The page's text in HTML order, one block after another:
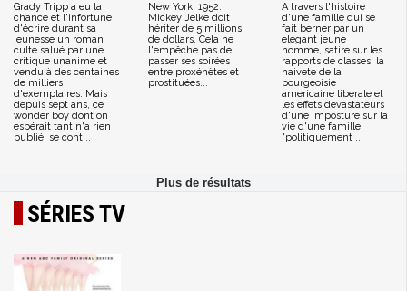
Grady Tripp a eu la
chance et l'infortune
d'écrire durant sa
jeunesse un roman
culte salué par une
critique unanime et
vendu à des centaines
de milliers
d'exemplaires. Mais
depuis sept ans, ce
wonder boy dont on
espérait tant n'a rien
publié, se cont...
New York, 1952.
Mickey Jelke doit
hériter de 5 millions
de dollars. Cela ne
l'empêche pas de
passer ses soirées
entre proxénètes et
prostituées...
A travers l'histoire
d'une famille qui se
fait berner par un
elegant jeune
homme, satire sur les
rapports de classes, la
naivete de la
bourgeoisie
americaine liberale et
les effets devastateurs
d'une imposture sur la
vie d'une famille
"politiquement ...
SÉRIES TV